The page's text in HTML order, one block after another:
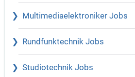
Multimediaelektroniker Jobs
Rundfunktechnik Jobs
Studiotechnik Jobs